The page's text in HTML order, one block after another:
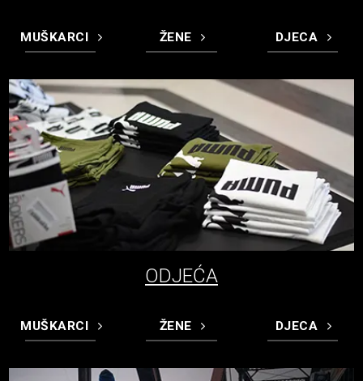
MUŠKARCI ŽENE DJECA
ODJEĆA
MUŠKARCI ŽENE DJECA